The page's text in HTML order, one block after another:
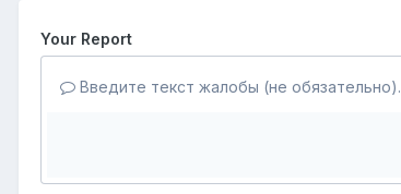
Your Report
Введите текст жалобы (не обязательно).